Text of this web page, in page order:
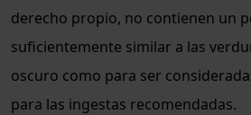
derecho propio, no contienen un
suficientemente similar a las
oscuro como para ser
para las ingestas recomendadas.